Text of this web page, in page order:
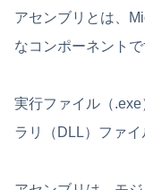
アセンブリとは、
なコンポーネントで
実行ファイル（
ラリ（DLL）ファイ